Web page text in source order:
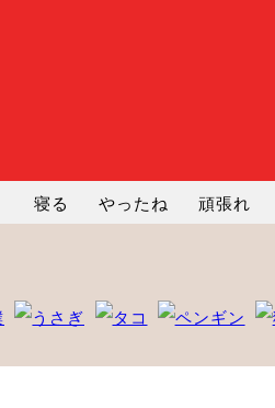
寝る やったね 頑張れ